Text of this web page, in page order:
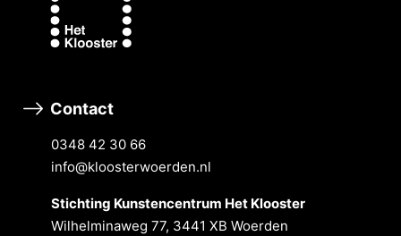
Contact
0348 42 30 66
info@kloosterwoerden.nl
Stichting Kunstencentrum Het Klooster
Wilhelminaweg 77, 3441 XB Woerden